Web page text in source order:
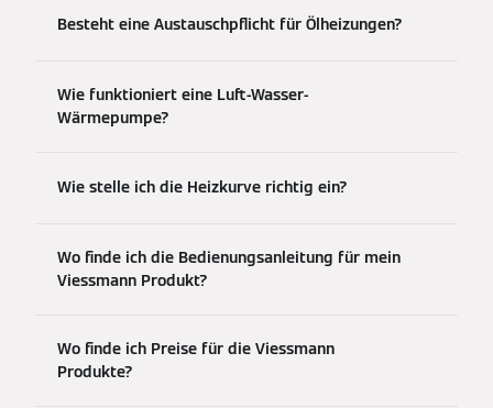
Besteht eine Austauschpflicht für Ölheizungen?
Wie funktioniert eine Luft-Wasser-
Wärmepumpe?
Wie stelle ich die Heizkurve richtig ein?
Wo finde ich die Bedienungsanleitung für mein
Viessmann Produkt?
Wo finde ich Preise für die Viessmann
Produkte?